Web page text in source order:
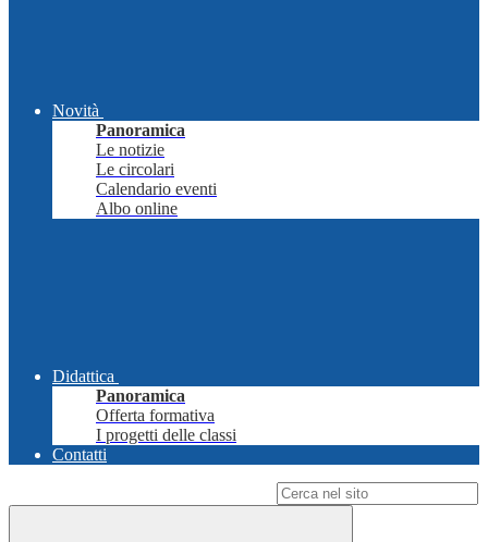
Novità
Panoramica
Le notizie
Le circolari
Calendario eventi
Albo online
Didattica
Panoramica
Offerta formativa
I progetti delle classi
Contatti